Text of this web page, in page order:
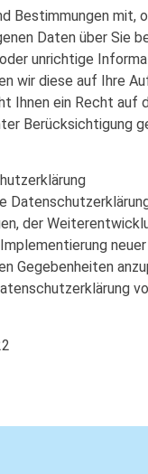
Bestimmungen mit,
Daten über Sie
unrichtige
wir diese auf Ihre
Ihnen ein Recht auf
Berücksichtigung
der
Gegebenheiten